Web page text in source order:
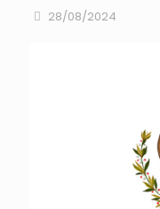
28/08/2024